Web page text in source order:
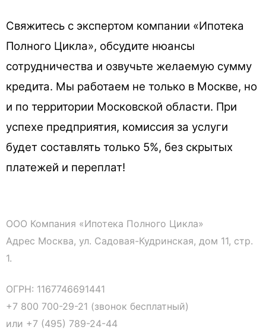
Свяжитесь с экспертом компании «Ипотека
Полного Цикла», обсудите нюансы
сотрудничества и озвучьте желаемую сумму
кредита. Мы работаем не только в Москве, но
и по территории Московской области. При
успехе предприятия, комиссия за услуги
будет составлять только 5%, без скрытых
платежей и переплат!
ООО Компания «Ипотека Полного Цикла»
Адрес Москва, ул. Садовая-Кудринская, дом 11, стр.
1.
ОГРН: 1167746691441
+7 800 700-29-21 (звонок бесплатный)
или +7 (495) 789-24-44